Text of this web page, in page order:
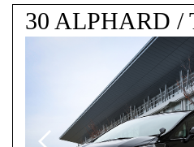
30 ALPHARD /